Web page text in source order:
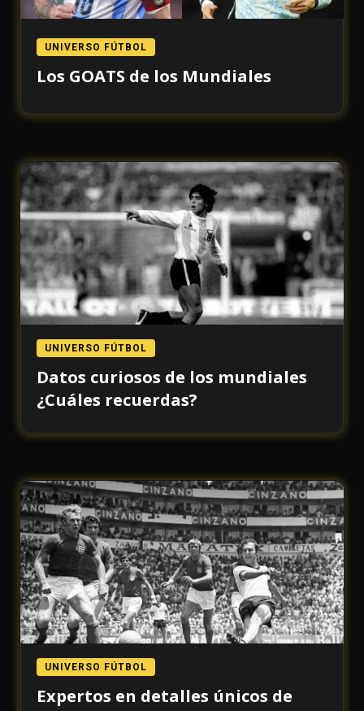
UNIVERSO FÚTBOL
Los GOATS de los Mundiales
UNIVERSO FÚTBOL
Datos curiosos de los mundiales
¿Cuáles recuerdas?
UNIVERSO FÚTBOL
Expertos en detalles únicos de